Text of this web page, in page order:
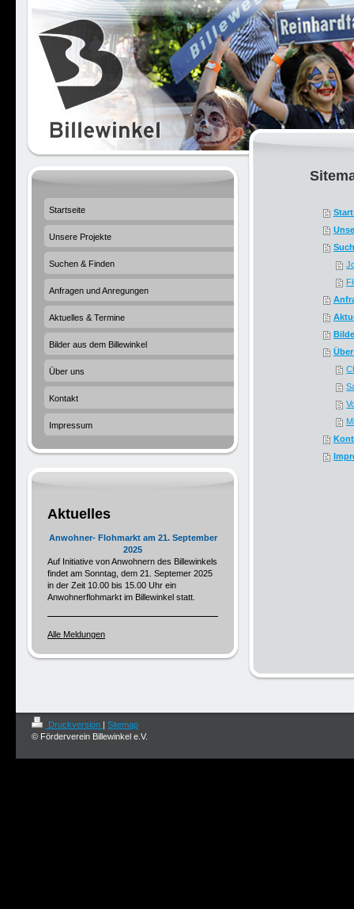
Startseite
Unsere Projekte
Suchen & Finden
Anfragen und Anregungen
Aktuelles & Termine
Bilder aus dem Billewinkel
Über uns
Kontakt
Impressum
Aktuelles
Anwohner- Flohmarkt am 21. September
2025
Auf Initiative von Anwohnern des Billewinkels
findet am Sonntag, dem 21. Septemer 2025
in der Zeit 10.00 bis 15.00 Uhr ein
Anwohnerflohmarkt im Billewinkel statt.
Alle Meldungen
Druckversion | Sitemap
© Förderverein Billewinkel e.V.